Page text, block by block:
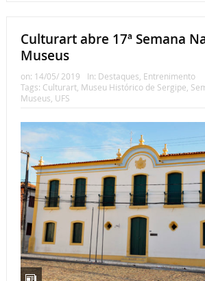
Culturart abre 17ª Semana
Museus
on: 14/05/ 2019 In: Destaques Entrenimento
Tags: Culturart, Museu Histórico de Sergipe
Museus UFS